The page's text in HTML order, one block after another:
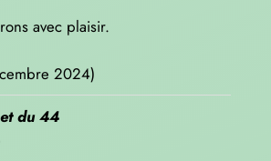
avec plaisir.
2024)
du 44